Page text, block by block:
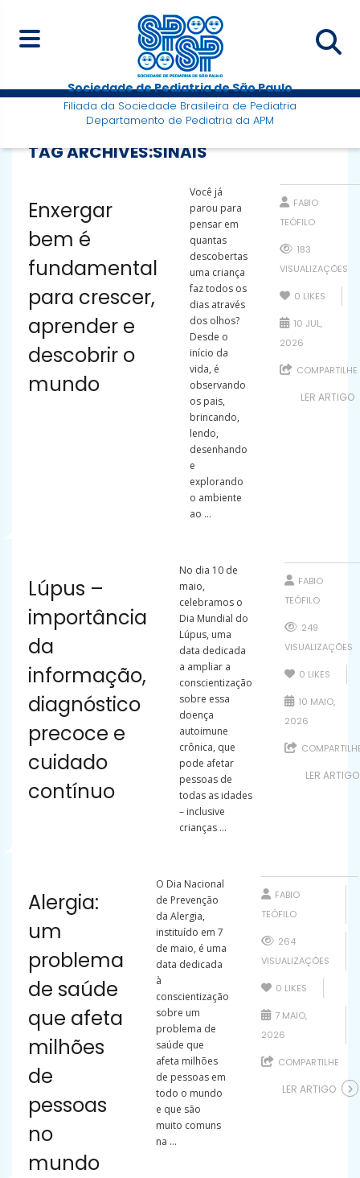
Sociedade de Pediatria de São Paulo
Filiada da Sociedade Brasileira de Pediatria
Departamento de Pediatria da APM
TAG ARCHIVES:SINAIS
Enxergar
bem é
fundamental
para crescer,
aprender e
descobrir o
mundo
Você já
parou para
pensar em
quantas
descobertas
uma criança
faz todos os
dias através
dos olhos?
Desde o
início da
vida, é
observando
os pais,
brincando,
lendo,
desenhando
e
explorando
o ambiente
ao ...
FABIO
TEÓFILO
183
VISUALIZAÇÕES
0 LIKES
10 JUL,
2026
COMPARTILHE
LER ARTIGO
Lúpus –
importância
da
informação,
diagnóstico
precoce e
cuidado
contínuo
No dia 10 de
maio,
celebramos o
Dia Mundial do
Lúpus, uma
data dedicada
a ampliar a
conscientização
sobre essa
doença
autoimune
crônica, que
pode afetar
pessoas de
todas as idades
– inclusive
crianças ...
FABIO
TEÓFILO
249
VISUALIZAÇÕES
0 LIKES
10 MAIO,
2026
LER ARTIGO
Alergia:
um
problema
de saúde
que afeta
milhões
de
pessoas
no
mundo
O Dia Nacional
de Prevenção
da Alergia,
instituído em 7
de maio, é uma
data dedicada
à
conscientização
sobre um
problema de
saúde que
afeta milhões
de pessoas em
todo o mundo
e que são
muito comuns
na ...
FABIO
TEÓFILO
264
VISUALIZAÇÕES
0 LIKES
7 MAIO,
2026
COMPARTILHE
LER ARTIGO